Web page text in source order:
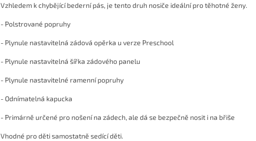
Vzhledem k chybějící bederní pás, je tento druh nosiče ideální pro těhotné ženy.
- Polstrované popruhy
- Plynule nastavitelná zádová opěrka u verze Preschool
- Plynule nastavitelná šířka zádového panelu
- Plynule nastavitelné ramenní popruhy
- Odnímatelná kapucka
- Primárně určené pro nošení na zádech, ale dá se bezpečně nosit i na břiše
Vhodné pro děti samostatně sedící děti.